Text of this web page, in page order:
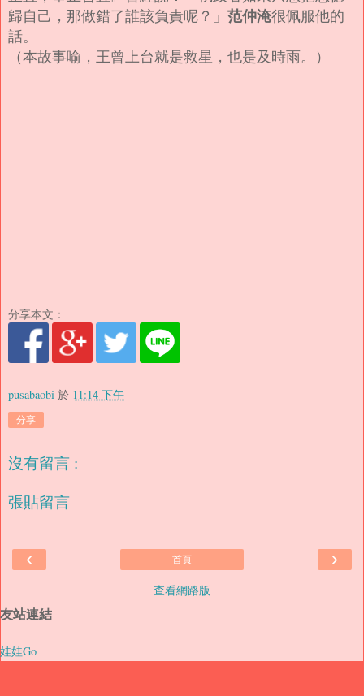
歸自己，那做錯了誰該負責呢？」 范仲淹很佩服他的
話。
（本故事喻，王曾上台就是救星，也是及時雨。）
分享本文：
pusabaobi 於 11:14 下午
分享
沒有留言 :
張貼留言
‹ ›
首頁
查看網路版
友站連結
娃娃Go